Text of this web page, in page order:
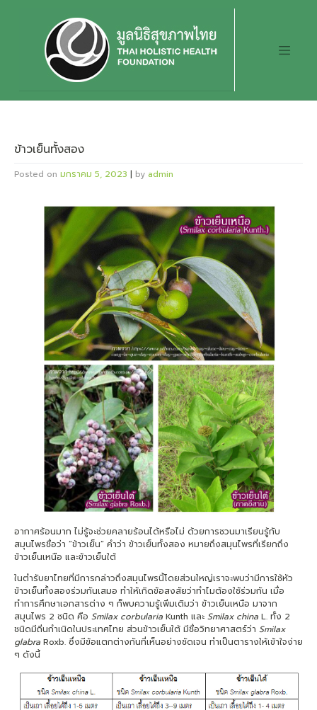
ข้าวเย็นทั้งสอง
Posted on มกราคม 5, 2023 | by admin
อากาศร้อนมาก ไม่รู้จะช่วยคลายร้อนได้หรือไม่ ด้วยการชวนมาเรียนรู้กับ
สมุนไพรชื่อว่า “ข้าวเย็น” คำว่า ข้าวเย็นทั้งสอง หมายถึงสมุนไพรที่เรียกถึง
ข้าวเย็นเหนือ และข้าวเย็นใต้
ในตำรับยาไทยที่มีการกล่าวถึงสมุนไพรนี้โดยส่วนใหญ่เราจะพบว่ามีการใช้หัว
ข้าวเย็นทั้งสองร่วมกันเสมอ ทำให้เกิดข้อสงสัยว่าทำไมต้องใช้ร่วมกัน เมื่อ
ทำการศึกษาเอกสารต่าง ๆ ก็พบความรู้เพิ่มเติมว่า ข้าวเย็นเหนือ มาจาก
สมุนไพร 2 ชนิด คือ Smilax corbularia Kunth และ Smilax china L. ทั้ง 2
ชนิดมีถิ่นกำเนิดในประเทศไทย ส่วนข้าวเย็นใต้ มีชื่อวิทยาศาสตร์ว่า Smilax
glabra Roxb. ซึ่งมีข้อแตกต่างกันที่เห็นอย่างชัดเจน ทำเป็นตารางให้เข้าใจง่าย
ๆ ดังนี้